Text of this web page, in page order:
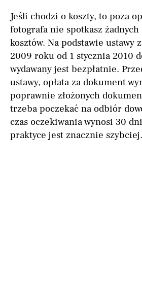
Jeśli chodzi o koszty, to poza
fotografa nie spotkasz żadnych
kosztów. Na podstawie ustawy
2009 roku od 1 stycznia 2010
wydawany jest bezpłatnie.
ustawy, opłata za dokument
poprawnie złożonych
trzeba poczekać na odbiór
czas oczekiwania wynosi 30
praktyce jest znacznie szybciej.